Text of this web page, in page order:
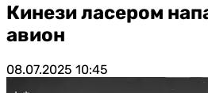
Кинези ласером
авион
08.07.2025 10:45